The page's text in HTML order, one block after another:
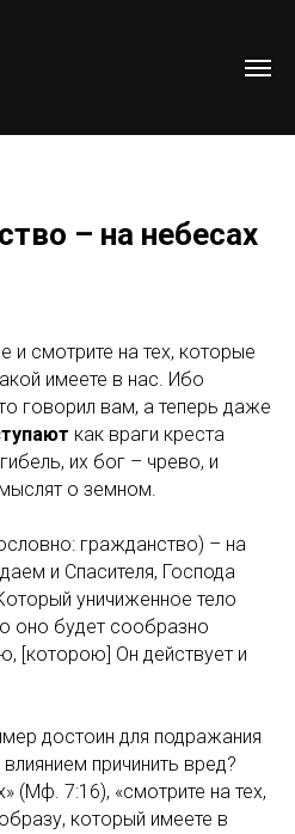
– на небесах
и смотрите на тех, которые
имеете в нас. Ибо
говорил вам, а теперь даже
как враги креста
их бог – чрево, и
о земном.
гражданство) – на
и Спасителя, Господа
уничиженное тело
оно будет сообразно
[которою] Он действует и
достоин для подражания
причинить вред?
(Мф. 7:16), «смотрите на тех,
который имеете в